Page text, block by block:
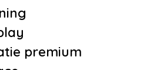
premium